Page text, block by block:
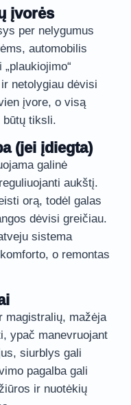
įvorės
per nelygumus
automobilis
netolygiau dėvisi
įvore, o visą
būtų tiksli.
(jei įdiegta)
galinė
aukštį.
orą, todėl galas
dėvisi greičiau.
sistema
o remontas
magistralių, mažėja
ypač manevruojant
siurblys gali
pagalba gali
ir nuotėkių